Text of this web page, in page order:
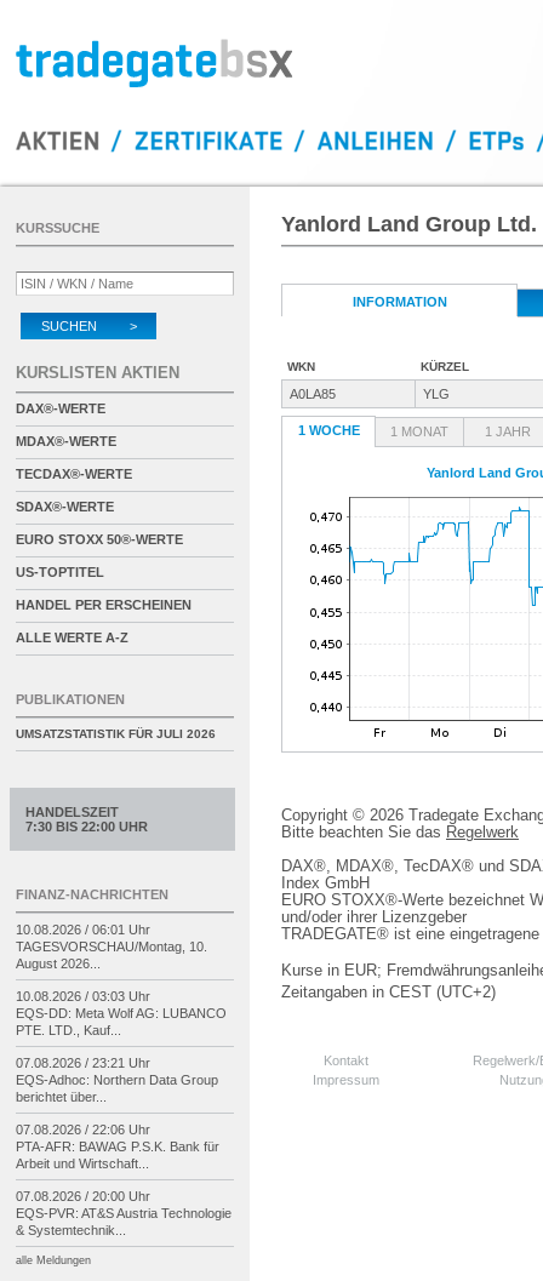
Yanlord Land Group Ltd.
INFORMATION
WKN KÜRZEL
A0LA85 YLG
1 WOCHE 1 MONAT 1 JAHR
Yanlord Land
Copyright © 2026 Tradegate
Bitte beachten Sie das Regelwerk
DAX®, MDAX®, TecDAX® und
Index GmbH
EURO STOXX®-Werte bezeichnet
und/oder ihrer Lizenzgeber
TRADEGATE® ist eine
Kurse in EUR;
Zeitangaben in CEST (UTC+2)
Kontakt
Impressum
KURSSUCHE
SUCHEN >
KURSLISTEN AKTIEN
DAX®-WERTE
MDAX®-WERTE
TECDAX®-WERTE
SDAX®-WERTE
EURO STOXX 50®-WERTE
US-TOPTITEL
HANDEL PER ERSCHEINEN
ALLE WERTE A-Z
PUBLIKATIONEN
UMSATZSTATISTIK FÜR JULI 2026
HANDELSZEIT
7:30 BIS 22:00 UHR
FINANZ-NACHRICHTEN
10.08.2026 / 06:01 Uhr
TAGESVORSCHAU/Montag, 10.
August 2026...
10.08.2026 / 03:03 Uhr
EQS-DD: Meta Wolf AG: LUBANCO
PTE. LTD., Kauf...
07.08.2026 / 23:21 Uhr
EQS-Adhoc: Northern Data Group
berichtet über...
07.08.2026 / 22:06 Uhr
PTA-AFR: BAWAG P.S.K. Bank für
Arbeit und Wirtschaft...
07.08.2026 / 20:00 Uhr
EQS-PVR: AT&S Austria Technologie
& Systemtechnik...
alle Meldungen